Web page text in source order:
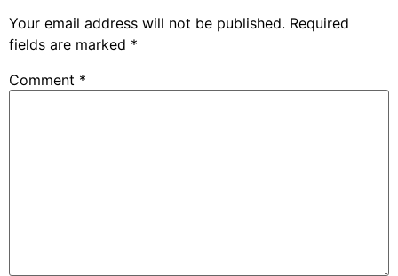
Your email address will not be published. Required
fields are marked *
Comment *